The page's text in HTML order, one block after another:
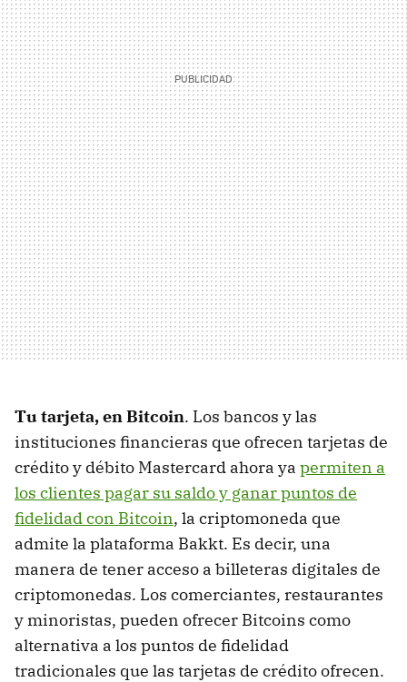
Tu tarjeta, en Bitcoin. Los bancos y las
instituciones financieras que ofrecen tarjetas de
crédito y débito Mastercard ahora ya permiten a
los clientes pagar su saldo y ganar puntos de
fidelidad con Bitcoin, la criptomoneda que
admite la plataforma Bakkt. Es decir, una
manera de tener acceso a billeteras digitales de
criptomonedas. Los comerciantes, restaurantes
y minoristas, pueden ofrecer Bitcoins como
alternativa a los puntos de fidelidad
tradicionales que las tarjetas de crédito ofrecen.